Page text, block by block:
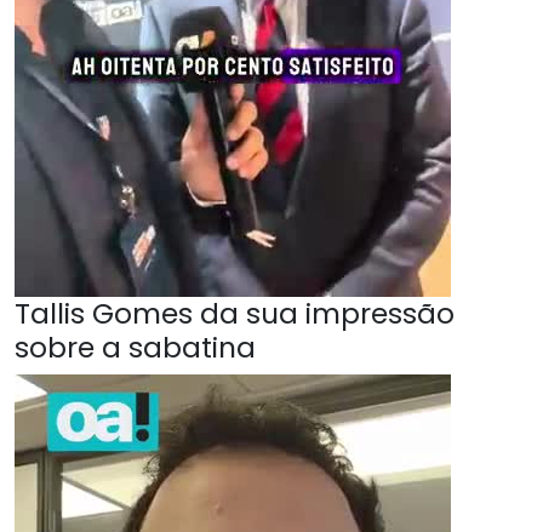
Tallis Gomes da sua impressão
sobre a sabatina